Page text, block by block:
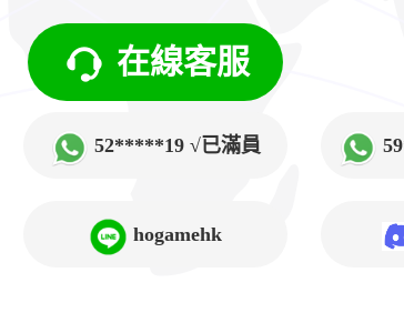
在線客服
52*****19 √已滿員
hogamehk